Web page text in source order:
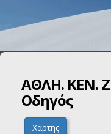
ΑΘΛΗ. ΚΕΝ.
Οδηγός
Χάρτης